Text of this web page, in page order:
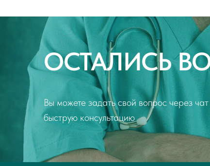
ОСТАЛИСЬ
Вы можете задать свой вопрос через
быструю консультацию